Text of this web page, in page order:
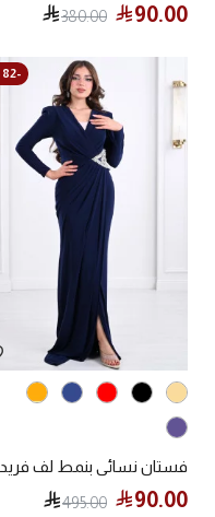
90.00
380.00
-82 %
فستان نسائي بنمط لف فريد
90.00
495.00